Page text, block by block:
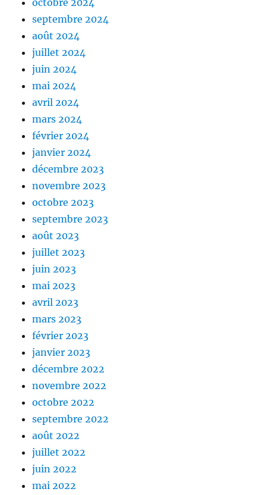
septembre 2024
août 2024
juillet 2024
juin 2024
mai 2024
avril 2024
mars 2024
février 2024
janvier 2024
décembre 2023
novembre 2023
octobre 2023
septembre 2023
août 2023
juillet 2023
juin 2023
mai 2023
avril 2023
mars 2023
février 2023
janvier 2023
décembre 2022
novembre 2022
octobre 2022
septembre 2022
août 2022
juillet 2022
juin 2022
mai 2022